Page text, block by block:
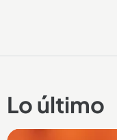
Lo último